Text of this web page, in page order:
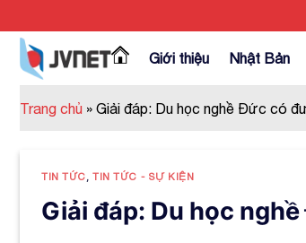
to
content
Giới thiệu Nhật Bản
Trang chủ » Giải đáp: Du học nghề Đức có
TIN TỨC ,TIN TỨC - SỰ KIỆN
Giải đáp: Du học